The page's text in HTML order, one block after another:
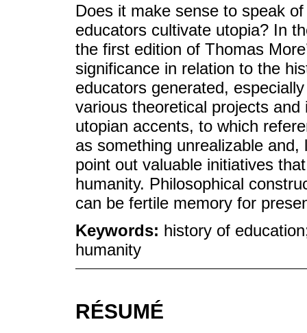
Does it make sense to speak
educators cultivate utopia? In
the first edition of Thomas
significance in relation to the
educators generated,
various theoretical projects
utopian accents, to which
as something unrealizable
point out valuable initiatives
humanity. Philosophical
can be fertile memory for
Keywords: history of
humanity
RÉSUMÉ